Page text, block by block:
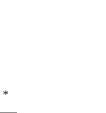
*